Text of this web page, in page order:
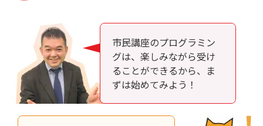
市民講座のプログラミン
グは、楽しみながら受け
ることができるから、ま
ずは始めてみよう！